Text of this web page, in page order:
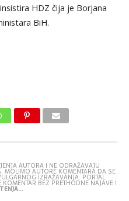
HDZ čija je Borjana
BiH.
AUTORA I NE ODRAŽAVAJU
MOLIMO AUTORE KOMENTARA DA SE
IZRAŽAVANJA. PORTAL
BEZ PRETHODNE NAJAVE I